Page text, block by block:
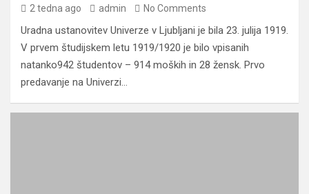
2 tedna ago admin No Comments
Uradna ustanovitev Univerze v Ljubljani je bila 23. julija 1919.
V prvem študijskem letu 1919/1920 je bilo vpisanih
natanko942 študentov – 914 moških in 28 žensk. Prvo
predavanje na Univerzi…